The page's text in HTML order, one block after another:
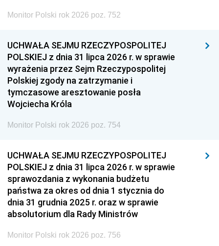
Monitor Polski rok 2026 poz. 752
UCHWAŁA SEJMU RZECZYPOSPOLITEJ
POLSKIEJ z dnia 31 lipca 2026 r. w sprawie
wyrażenia przez Sejm Rzeczypospolitej
Polskiej zgody na zatrzymanie i
tymczasowe aresztowanie posła
Wojciecha Króla
Monitor Polski rok 2026 poz. 754
UCHWAŁA SEJMU RZECZYPOSPOLITEJ
POLSKIEJ z dnia 31 lipca 2026 r. w sprawie
sprawozdania z wykonania budżetu
państwa za okres od dnia 1 stycznia do
dnia 31 grudnia 2025 r. oraz w sprawie
absolutorium dla Rady Ministrów
Monitor Polski rok 2026 poz. 756